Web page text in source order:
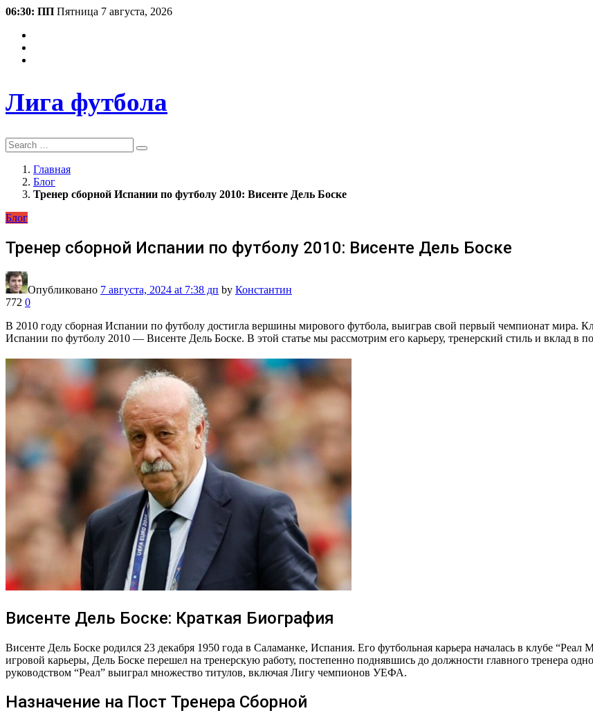
06:30: ПП Пятница 7 августа, 2026
Лига футбола
Search
Главная
Блог
Тренер сборной Испании по футболу 2010: Висенте Дель Боске
Блог
Тренер сборной Испании по футболу 2010: Висенте Дель Боске
Опубликовано 7 августа, 2024 at 7:38 дп by Константин
772 0
В 2010 году сборная Испании по футболу достигла вершины мирового футбола, выиграв свой первый чемпионат мира.
Испании по футболу 2010 — Висенте Дель Боске. В этой статье мы рассмотрим его карьеру, тренерский стиль и вклад в
Висенте Дель Боске: Краткая Биография
Висенте Дель Боске родился 23 декабря 1950 года в Саламанке, Испания. Его футбольная карьера началась в клубе
игровой карьеры, Дель Боске перешел на тренерскую работу, постепенно поднявшись до должности главного тренера
руководством “Реал” выиграл множество титулов, включая Лигу чемпионов УЕФА.
Назначение на Пост Тренера Сборной